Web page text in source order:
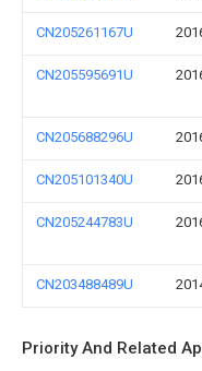
CN205261167U
CN205595691U
CN205688296U
CN205101340U
CN205244783U
CN203488489U
Priority And Related